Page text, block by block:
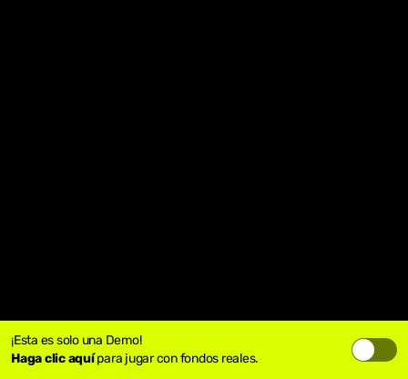
¡Esta es solo una Demo!
Haga clic aquípara jugar con fondos reales.